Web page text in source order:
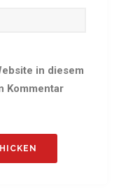
in diesem
Kommentar